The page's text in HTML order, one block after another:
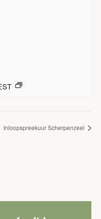
Inloopspreekuur Scherpenzeel